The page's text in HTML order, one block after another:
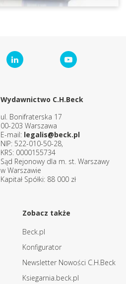
Wydawnictwo C.H.Beck
ul. Bonifraterska 17
00-203 Warszawa
E-mail: legalis@beck.pl
NIP: 522-010-50-28,
KRS: 0000155734
Sąd Rejonowy dla m. st. Warszawy
w Warszawie
Kapitał Spółki: 88 000 zł
Zobacz także
Beck.pl
Konfigurator
Newsletter Nowości C.H.Beck
Ksiegarnia.beck.pl